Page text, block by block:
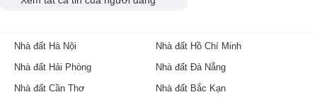
Nhà đất Hà Nội
Nhà đất Hồ Chí Minh
Nhà đất Hải Phòng
Nhà đất Đà Nẵng
Nhà đất Cần Thơ
Nhà đất Bắc Kạn